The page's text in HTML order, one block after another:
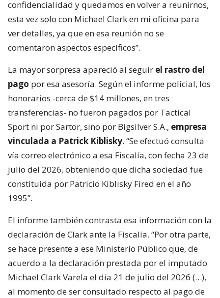
confidencialidad y quedamos en volver a reunirnos,
esta vez solo con Michael Clark en mi oficina para
ver detalles, ya que en esa reunión no se
comentaron aspectos específicos”.
La mayor sorpresa apareció al seguir el rastro del
pago por esa asesoría. Según el informe policial, los
honorarios -cerca de $14 millones, en tres
transferencias- no fueron pagados por Tactical
Sport ni por Sartor, sino por Bigsilver S.A., empresa
vinculada a Patrick Kiblisky. “Se efectuó consulta
vía correo electrónico a esa Fiscalía, con fecha 23 de
julio del 2026, obteniendo que dicha sociedad fue
constituida por Patricio Kiblisky Fired en el año
1995”.
El informe también contrasta esa información con la
declaración de Clark ante la Fiscalía. “Por otra parte,
se hace presente a ese Ministerio Público que, de
acuerdo a la declaración prestada por el imputado
Michael Clark Varela el día 21 de julio del 2026 (…),
al momento de ser consultado respecto al pago de